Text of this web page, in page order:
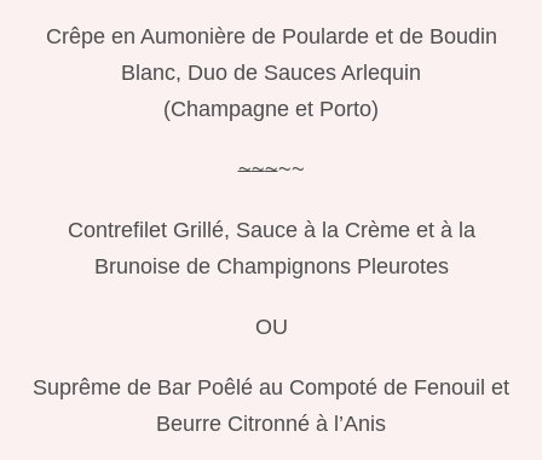
Crêpe en Aumonière de Poularde et de Boudin
Blanc, Duo de Sauces Arlequin
(Champagne et Porto)
~~~~~
Contrefilet Grillé, Sauce à la Crème et à la
Brunoise de Champignons Pleurotes
OU
Suprême de Bar Poêlé au Compoté de Fenouil et
Beurre Citronné à l’Anis